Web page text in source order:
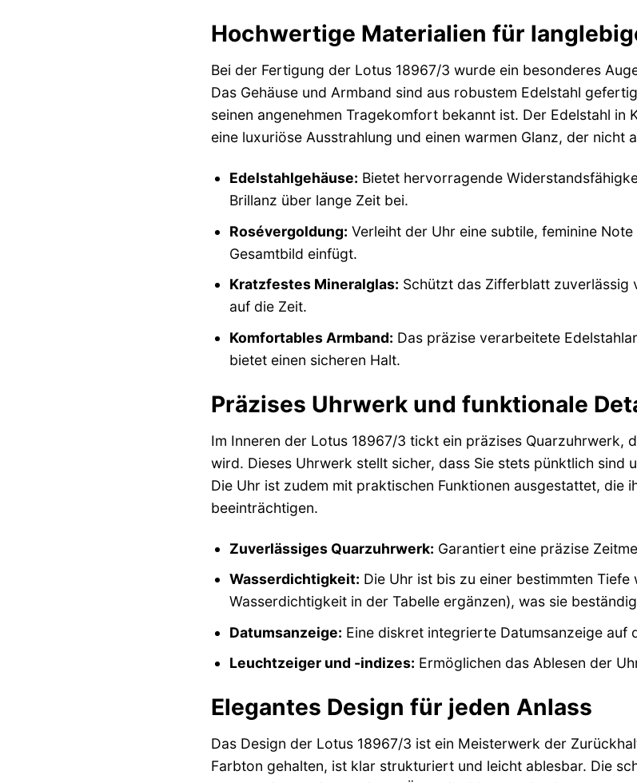
Hochwertige Materialien für
Bei der Fertigung der Lotus 18967/3 wurde ein besonderes
Das Gehäuse und Armband sind aus robustem Edelstahl
seinen angenehmen Tragekomfort bekannt ist. Der Edelstahl
eine luxuriöse Ausstrahlung und einen warmen Glanz, der nicht
Edelstahlgehäuse: Bietet hervorragende
Brillanz über lange Zeit bei.
Rosévergoldung: Verleiht der Uhr eine subtile, feminine
Gesamtbild einfügt.
Kratzfestes Mineralglas: Schützt das Zifferblatt zuverlässig
auf die Zeit.
Komfortables Armband: Das präzise verarbeitete
bietet einen sicheren Halt.
Präzises Uhrwerk und funktionale
Im Inneren der Lotus 18967/3 tickt ein präzises Quarzuhrwerk,
wird. Dieses Uhrwerk stellt sicher, dass Sie stets pünktlich sind
Die Uhr ist zudem mit praktischen Funktionen ausgestattet, die
beeinträchtigen.
Zuverlässiges Quarzuhrwerk: Garantiert eine präzise
Wasserdichtigkeit: Die Uhr ist bis zu einer bestimmten
Wasserdichtigkeit in der Tabelle ergänzen), was sie
Datumsanzeige: Eine diskret integrierte Datumsanzeige
Leuchtzeiger und -indizes: Ermöglichen das Ablesen der
Elegantes Design für jeden Anlass
Das Design der Lotus 18967/3 ist ein Meisterwerk der
Farbton gehalten, ist klar strukturiert und leicht ablesbar. Die